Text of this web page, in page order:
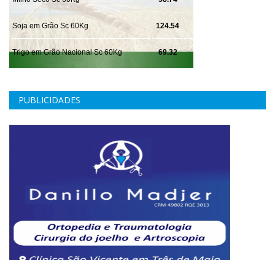
PUBLICIDADES